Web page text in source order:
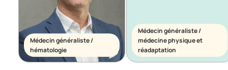
Médecin généraliste /
hématologie
Médecin généraliste /
médecine physique et
réadaptation